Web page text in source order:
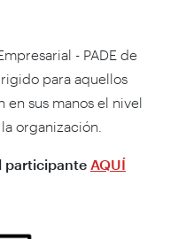
- PADE de
para aquellos
en sus manos el nivel
organización.
participante AQUÍ